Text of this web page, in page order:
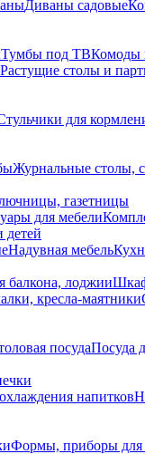
Диваны садовые
Тумбы под ТВКомоды
Растущие столы и
для
Журнальные столы,
газетницы
для мебели
детей
Надувная мебель
балкона, лоджии
кресла-маятники
посудаПосуда
напитков
Формы, приборы для